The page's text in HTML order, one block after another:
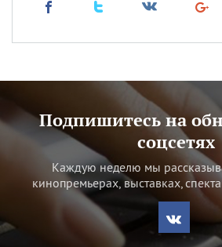
Подпишитесь на
соцсетях
Каждую неделю мы
кинопремьерах, выставках,